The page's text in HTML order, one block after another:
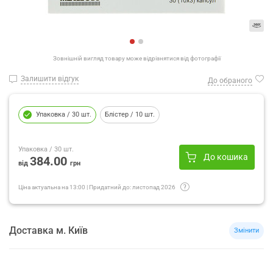
Зовнішній вигляд товару може відрізнятися від фотографії
Залишити відгук До обраного
Упаковка / 30 шт. Блістер / 10 шт.
Упаковка / 30 шт.
від 384.00 грн
До кошика
Ціна актуальна на 13:00 | Придатний до: листопад 2026
Доставка м. Київ Змінити